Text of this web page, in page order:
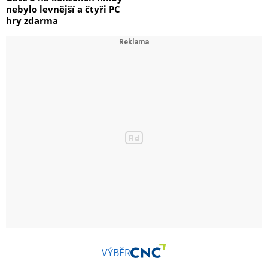
nebylo levnější a čtyři PC
hry zdarma
VÝBĚR